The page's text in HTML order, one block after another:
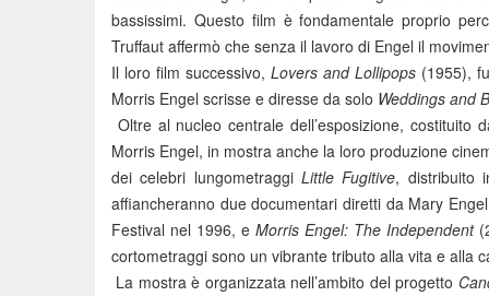
bassissimi. Questo film è fondamentale proprio
Truffaut affermò che senza il lavoro di Engel il
Il loro film successivo,Lovers and Lollipops (1955),
Morris Engel scrisse e diresse da solo Weddings and
Oltre al nucleo centrale dell’esposizione,
Morris Engel, in mostra anche la loro produzione
dei celebri lungometraggiLittle Fugitive, distribuito
affiancheranno due documentari diretti da Mary
Festival nel 1996, e Morris Engel: The Independent
cortometraggi sono un vibrante tributo alla vita e alla
La mostra è organizzata nell’ambito del progetto